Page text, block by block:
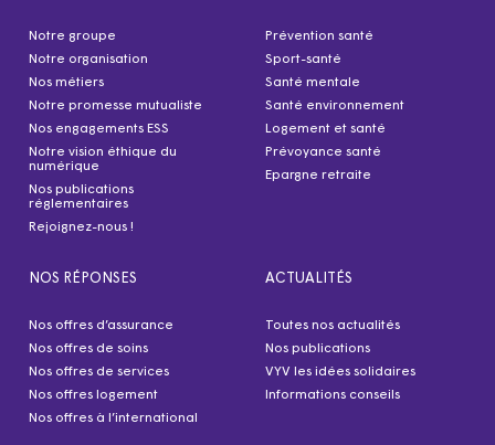
Notre groupe
Notre organisation
Nos métiers
Notre promesse mutualiste
Nos engagements ESS
Notre vision éthique du
numérique
Nos publications
réglementaires
Rejoignez-nous !
Prévention santé
Sport-santé
Santé mentale
Santé environnement
Logement et santé
Prévoyance santé
Epargne retraite
NOS RÉPONSES
Nos offres d’assurance
Nos offres de soins
Nos offres de services
Nos offres logement
Nos offres à l’international
ACTUALITÉS
Toutes nos actualités
Nos publications
VYV les idées solidaires
Informations conseils